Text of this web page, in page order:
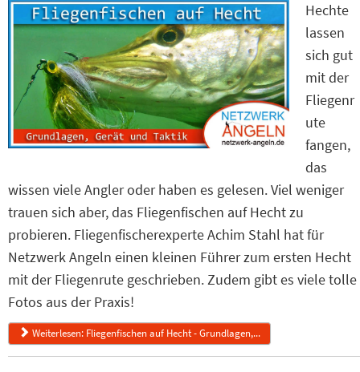
Hechte
lassen
sich gut
mit der
Fliegenr
ute
fangen,
das
wissen viele Angler oder haben es gelesen. Viel weniger
trauen sich aber, das Fliegenfischen auf Hecht zu
probieren. Fliegenfischerexperte Achim Stahl hat für
Netzwerk Angeln einen kleinen Führer zum ersten Hecht
mit der Fliegenrute geschrieben. Zudem gibt es viele tolle
Fotos aus der Praxis!
Weiterlesen: Fliegenfischen auf Hecht - Grundlagen,...